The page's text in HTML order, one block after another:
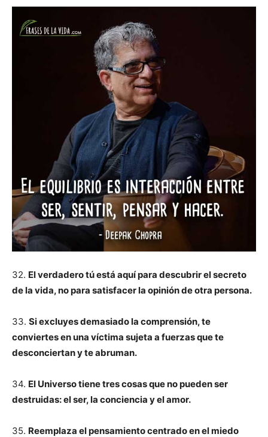
32. El verdadero tú está aquí para descubrir el secreto
de la vida, no para satisfacer la opinión de otra persona.
33. Si excluyes demasiado la comprensión, te
conviertes en una víctima sujeta a fuerzas que te
desconciertan y te abruman.
34. El Universo tiene tres cosas que no pueden ser
destruidas: el ser, la conciencia y el amor.
35. Reemplaza el pensamiento centrado en el miedo